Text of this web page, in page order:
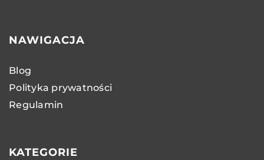
NAWIGACJA
Blog
Polityka prywatności
Regulamin
KATEGORIE